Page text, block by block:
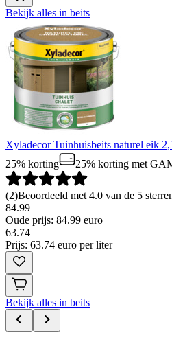
Bekijk alles in beits
Xyladecor Tuinhuisbeits naturel eik
25% korting
25% korting met
(2)Beoordeeld met 4.0 van de 5
84.99
Oude prijs: 84.99 euro
63.74
Prijs: 63.74 euro per liter
Bekijk alles in beits